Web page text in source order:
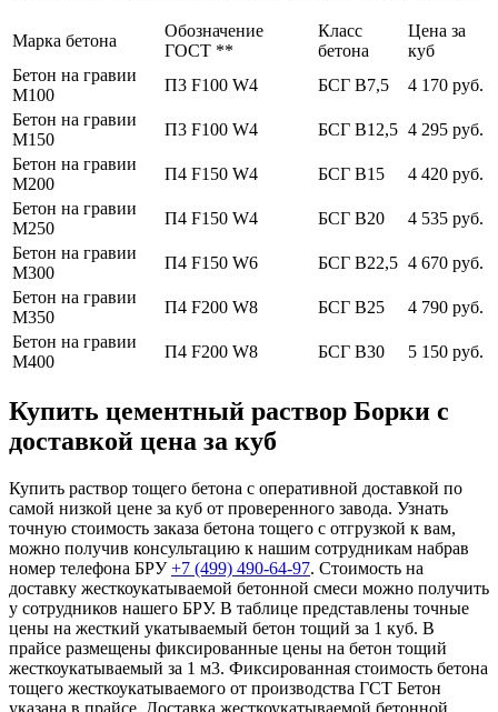
Марка бетона
Обозначение
ГОСТ **
Класс
бетона
Цена за
куб
Бетон на гравии
М100
П3 F100 W4 БСГ В7,5
4 170 руб.
Бетон на гравии
М150
П3 F100 W4 БСГ В12,5 4 295 руб.
Бетон на гравии
М200
П4 F150 W4 БСГ В15
4 420 руб.
Бетон на гравии
М250
П4 F150 W4 БСГ В20
4 535 руб.
Бетон на гравии
М300
П4 F150 W6 БСГ В22,5 4 670 руб.
Бетон на гравии
М350
П4 F200 W8 БСГ В25
4 790 руб.
Бетон на гравии
М400
П4 F200 W8 БСГ В30 5 150 руб.
Купить цементный раствор Борки с
доставкой цена за куб
Купить раствор тощего бетона с оперативной доставкой по
самой низкой цене за куб от проверенного завода. Узнать
точную стоимость заказа бетона тощего с отгрузкой к вам,
можно получив консультацию к нашим сотрудникам набрав
номер телефона БРУ+7 (499) 490-64-97. Стоимость на
доставку жесткоукатываемой бетонной смеси можно получить
у сотрудников нашего БРУ. В таблице представлены точные
цены на жесткий укатываемый бетон тощий за 1 куб. В
прайсе размещены фиксированные цены на бетон тощий
жесткоукатываемый за 1 м3. Фиксированная стоимость бетона
тощего жесткоукатываемого от производства ГСТ Бетон